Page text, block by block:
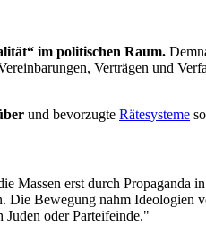
im politischen Raum.
Verträgen und
und bevorzugte Rätesysteme
erst durch Propaganda
Bewegung nahm Ideologien
Juden oder Parteifeinde."